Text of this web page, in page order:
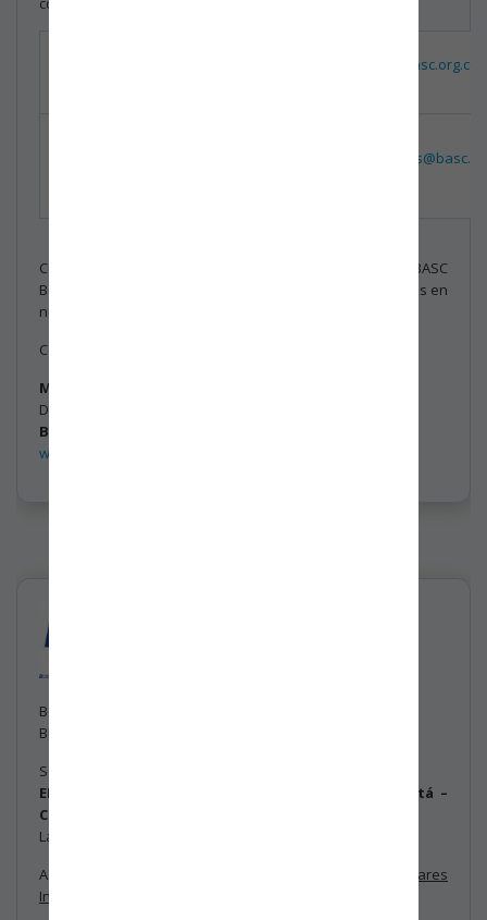
Coordinacion.sig@basc.org.co
Cualquier información adicional, será informada por BASC
Bogotá – Colombia. A través de las direcciones registradas en
nuestra base de datos de los asociados.
Cordialmente,
Miguel Velásquez Olea.
Director Ejecutivo
BASC Bogotá - Colombia
www.bascbogota.com
Bogotá D. C., Junio 30 de 2022.
BBC – 2206 - 3019
Señores:
EMPRESAS CERTIFICADAS Y EN PROCESO BASC Bogotá –
Colombia.
La ciudad.
ASUNTO:
Actualización de la Norma y Estándares
Internacionales BASC.